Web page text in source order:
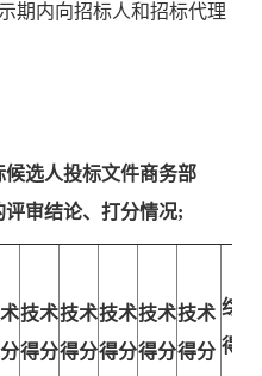
期内向招标人和招标代理
选人投标文件商务部
审结论、打分情况;
技术
得分
技术
得分
技术
得分
技术
得分
技术
得分
综合
得分